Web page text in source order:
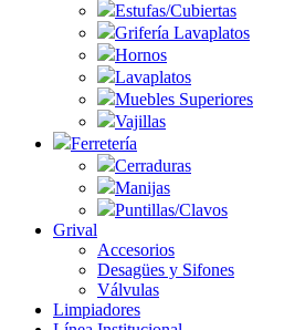
Estufas/Cubiertas
Grifería Lavaplatos
Hornos
Lavaplatos
Muebles Superiores
Vajillas
Ferretería
Cerraduras
Manijas
Puntillas/Clavos
Grival
Accesorios
Desagües y Sifones
Válvulas
Limpiadores